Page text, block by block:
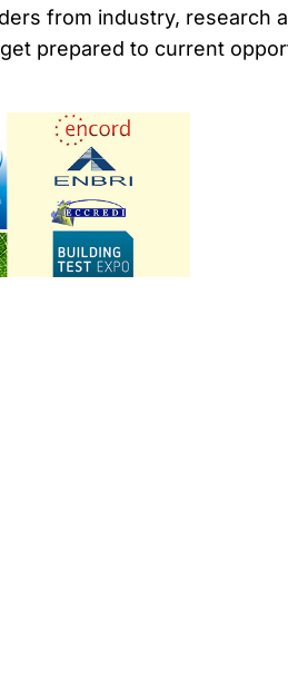
from industry, research
prepared to current